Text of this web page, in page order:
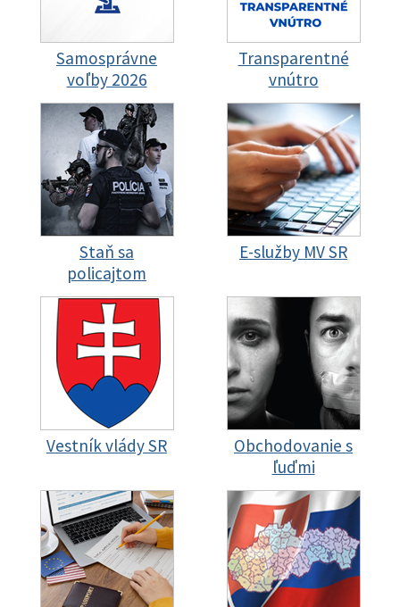
Samosprávne
voľby 2026
Transparentné
vnútro
Staň sa
policajtom
E-služby MV SR
Vestník vlády SR
Obchodovanie s
ľuďmi